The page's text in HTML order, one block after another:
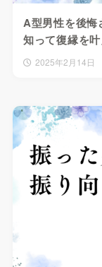
A型男性を後悔
知って復縁を
2025年2月14日